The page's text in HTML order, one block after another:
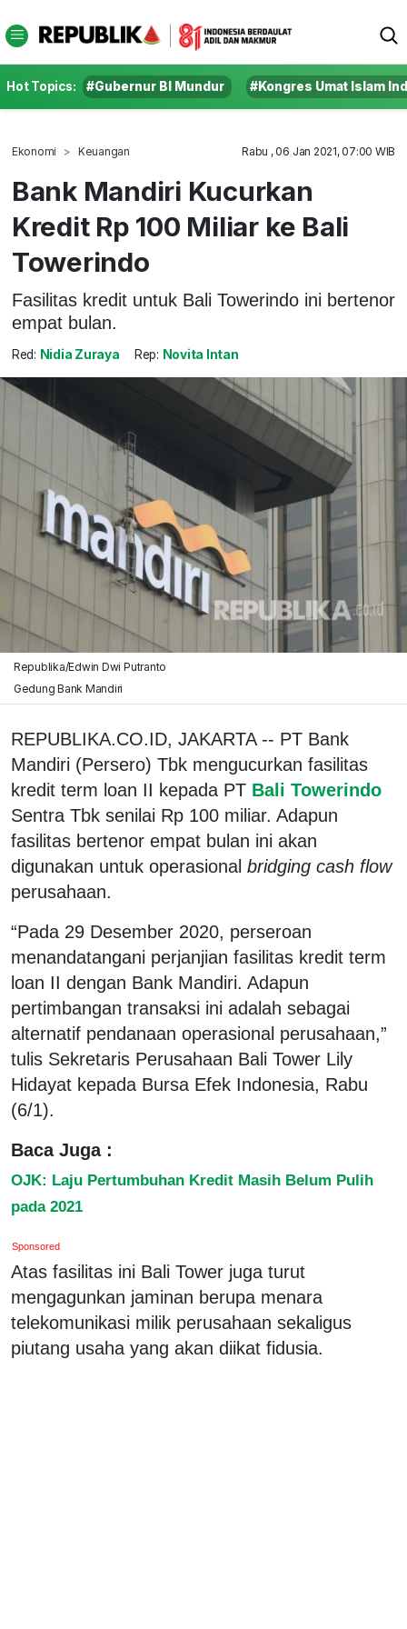
Hot Topics: #Gubernur BI Mundur #Kongres Umat Islam
Ekonomi Keuangan Rabu , 06 Jan 2021, 07:00 WIB
Bank Mandiri Kucurkan
Kredit Rp 100 Miliar ke Bali
Towerindo
Fasilitas kredit untuk Bali Towerindo ini bertenor
empat bulan.
Red: Nidia Zuraya Rep: Novita Intan
Republika/Edwin Dwi Putranto
Gedung Bank Mandiri
REPUBLIKA.CO.ID, JAKARTA -- PT Bank
Mandiri (Persero) Tbk mengucurkan fasilitas
kredit term loan II kepada PT Bali Towerindo
Sentra Tbk senilai Rp 100 miliar. Adapun
fasilitas bertenor empat bulan ini akan
digunakan untuk operasional bridging cash flow
perusahaan.
“Pada 29 Desember 2020, perseroan
menandatangani perjanjian fasilitas kredit term
loan II dengan Bank Mandiri. Adapun
pertimbangan transaksi ini adalah sebagai
alternatif pendanaan operasional perusahaan,”
tulis Sekretaris Perusahaan Bali Tower Lily
Hidayat kepada Bursa Efek Indonesia, Rabu
(6/1).
Baca Juga :
OJK: Laju Pertumbuhan Kredit Masih Belum Pulih
pada 2021
Sponsored
Atas fasilitas ini Bali Tower juga turut
mengagunkan jaminan berupa menara
telekomunikasi milik perusahaan sekaligus
piutang usaha yang akan diikat fidusia.